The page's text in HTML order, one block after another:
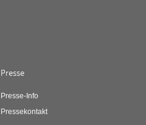
Presse
Presse-Info
Pressekontakt